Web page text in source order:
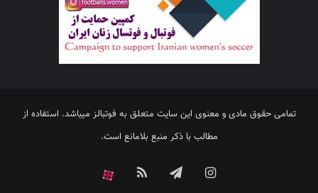
تمامی حقوق مادی و معنوی این سایت متعلق به فوتبالز میباشد. استفاده از
مطالب با ذکر منبع بلامانع است.
اینستاگرامتلگرام خوراک